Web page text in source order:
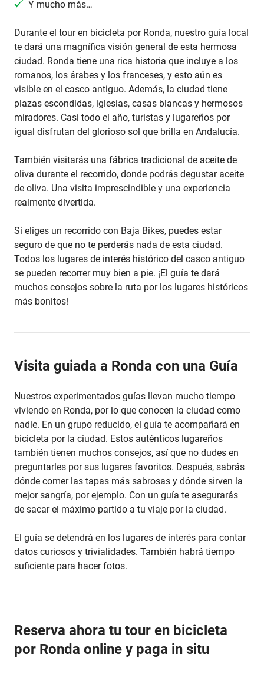
Y mucho más…
Durante el tour en bicicleta por Ronda, nuestro guía local
te dará una magnífica visión general de esta hermosa
ciudad. Ronda tiene una rica historia que incluye a los
romanos, los árabes y los franceses, y esto aún es
visible en el casco antiguo. Además, la ciudad tiene
plazas escondidas, iglesias, casas blancas y hermosos
miradores. Casi todo el año, turistas y lugareños por
igual disfrutan del glorioso sol que brilla en Andalucía.
También visitarás una fábrica tradicional de aceite de
oliva durante el recorrido, donde podrás degustar aceite
de oliva. Una visita imprescindible y una experiencia
realmente divertida.
Si eliges un recorrido con Baja Bikes, puedes estar
seguro de que no te perderás nada de esta ciudad.
Todos los lugares de interés histórico del casco antiguo
se pueden recorrer muy bien a pie. ¡El guía te dará
muchos consejos sobre la ruta por los lugares históricos
más bonitos!
Visita guiada a Ronda con una Guía
Nuestros experimentados guías llevan mucho tiempo
viviendo en Ronda, por lo que conocen la ciudad como
nadie. En un grupo reducido, el guía te acompañará en
bicicleta por la ciudad. Estos auténticos lugareños
también tienen muchos consejos, así que no dudes en
preguntarles por sus lugares favoritos. Después, sabrás
dónde comer las tapas más sabrosas y dónde sirven la
mejor sangría, por ejemplo. Con un guía te asegurarás
de sacar el máximo partido a tu viaje por la ciudad.
El guía se detendrá en los lugares de interés para contar
datos curiosos y trivialidades. También habrá tiempo
suficiente para hacer fotos.
Reserva ahora tu tour en bicicleta
por Ronda online y paga in situ